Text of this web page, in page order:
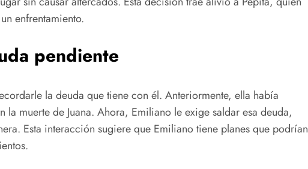
enfrentamiento.
pendiente
la deuda que tiene con él. Anteriormente, ella había
muerte de Juana. Ahora, Emiliano le exige saldar esa deuda,
Esta interacción sugiere que Emiliano tiene planes que podrían